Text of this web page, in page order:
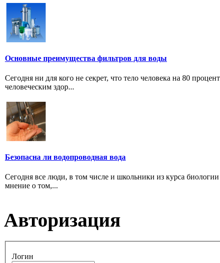
Основные преимущества фильтров для воды
Сегодня ни для кого не секрет, что тело человека на 80
человеческим здор...
Безопасна ли водопроводная вода
Сегодня все люди, в том числе и школьники из курса
мнение о том,...
Авторизация
Логин